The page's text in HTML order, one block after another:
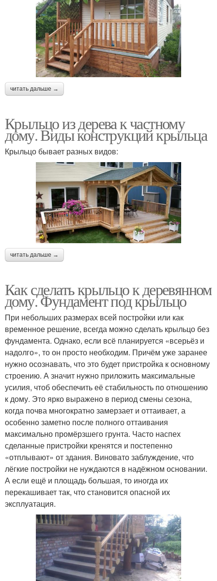
читать дальше →
Крыльцо из дерева к частному
дому. Виды конструкций крыльца
Крыльцо бывает разных видов:
читать дальше →
Как сделать крыльцо к деревянном
дому. Фундамент под крыльцо
При небольших размерах всей постройки или как
временное решение, всегда можно сделать крыльцо без
фундамента. Однако, если всё планируется «всерьёз и
надолго», то он просто необходим. Причём уже заранее
нужно осознавать, что это будет пристройка к основному
строению. А значит нужно приложить максимальные
усилия, чтоб обеспечить её стабильность по отношению
к дому. Это ярко выражено в период смены сезона,
когда почва многократно замерзает и оттаивает, а
особенно заметно после полного оттаивания
максимально промёрзшего грунта. Часто наспех
сделанные пристройки кренятся и постепенно
«отплывают» от здания. Виновато заблуждение, что
лёгкие постройки не нуждаются в надёжном основании.
А если ещё и площадь большая, то иногда их
перекашивает так, что становится опасной их
эксплуатация.